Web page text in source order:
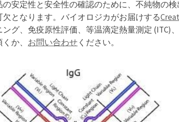
安定性と安全性の確認のために、不純物の
となります。バイオロジカがお届けする
グ、免疫原性評価、等温滴定熱量測定 (ITC)
か、 お問い合わせください。